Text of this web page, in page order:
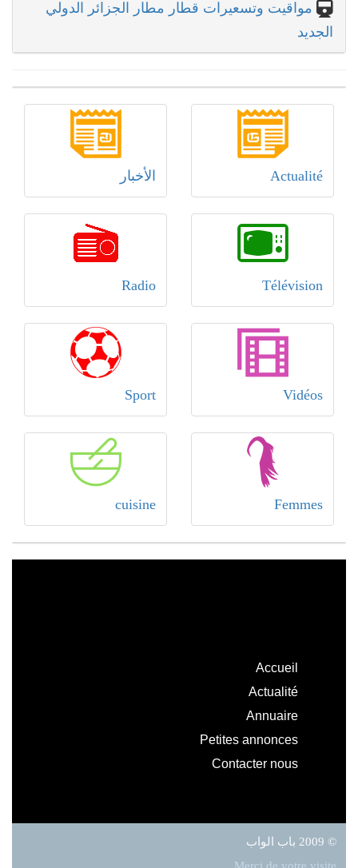
مواقيت وتسعيرات قطار مطار الجزائر الدولي
الجديد
Actualité الأخبار
Télévision
Radio
Vidéos
Sport
Femmes
cuisine
Accueil
Actualité
Annuaire
Petites annonces
Contacter nous
© 2009 باب الواب
Merci de votre visite